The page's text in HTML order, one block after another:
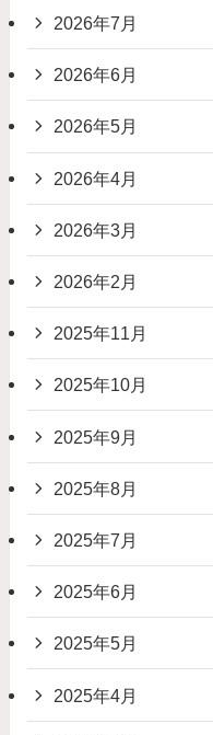
2026年7月
2026年6月
2026年5月
2026年4月
2026年3月
2026年2月
2025年11月
2025年10月
2025年9月
2025年8月
2025年7月
2025年6月
2025年5月
2025年4月